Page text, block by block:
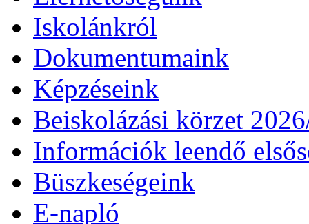
Iskolánkról
Dokumentumaink
Képzéseink
Beiskolázási körzet
Információk leendő
Büszkeségeink
E-napló